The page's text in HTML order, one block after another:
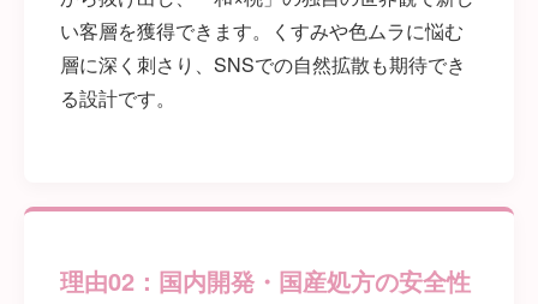
い客層を獲得できます。くすみや色ムラに悩む
層に深く刺さり、SNSでの自然拡散も期待でき
る設計です。
理由02：国内開発・国産処方の安全性